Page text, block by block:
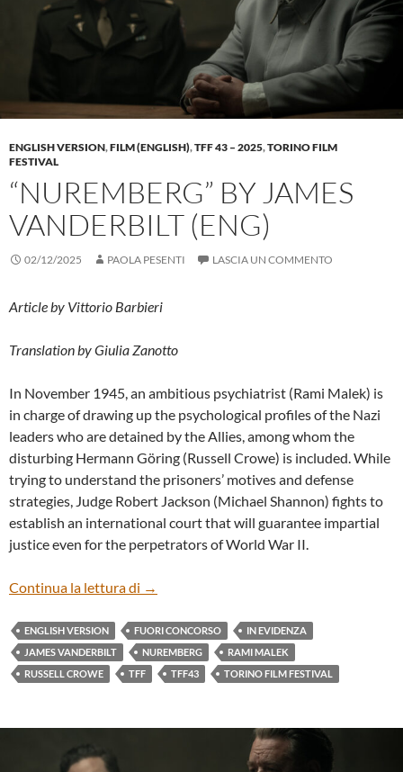
ENGLISH VERSION,FILM (ENGLISH),TFF 43 – 2025,TORINO FILM
FESTIVAL
“NUREMBERG” BY JAMES
VANDERBILT (ENG)
02/12/2025 PAOLA PESENTI LASCIA UN COMMENTO
Article by Vittorio Barbieri
Translation by Giulia Zanotto
In November 1945, an ambitious psychiatrist (Rami Malek) is
in charge of drawing up the psychological profiles of the Nazi
leaders who are detained by the Allies, among whom the
disturbing Hermann Göring (Russell Crowe) is included. While
trying to understand the prisoners’ motives and defense
strategies, Judge Robert Jackson (Michael Shannon) fights to
establish an international court that will guarantee impartial
justice even for the perpetrators of World War II.
Continua la lettura di “NUREMBERG” BY JAMES VANDERBILT
→
ENGLISH VERSION FUORI CONCORSO
IN EVIDENZA
JAMES VANDERBILT
NUREMBERG
RAMI MALEK
RUSSELL CROWE
TFF TFF43 TORINO FILM FESTIVAL